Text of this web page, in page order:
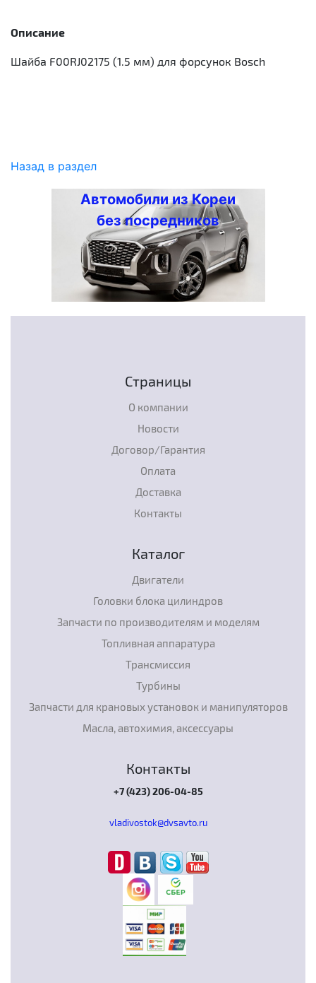
Описание
Шайба F00RJ02175 (1.5 мм) для форсунок Bosch
Назад в раздел
Автомобили из Кореи
без посредников
Страницы
О компании
Новости
Договор/Гарантия
Оплата
Доставка
Контакты
Каталог
Двигатели
Головки блока цилиндров
Запчасти по производителям и моделям
Топливная аппаратура
Трансмиссия
Турбины
Запчасти для крановых установок и манипуляторов
Масла, автохимия, аксессуары
Контакты
+7 (423) 206-04-85
vladivostok@dvsavto.ru